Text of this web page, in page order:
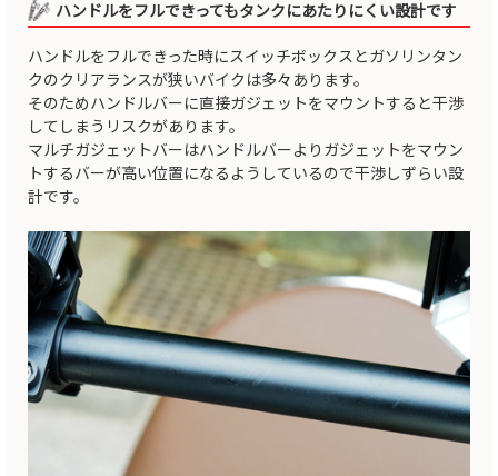
ハンドルをフルできってもタンクにあたりにくい設計です
ハンドルをフルできった時にスイッチボックスとガソリンタン
クのクリアランスが狭いバイクは多々あります。
そのためハンドルバーに直接ガジェットをマウントすると干渉
してしまうリスクがあります。
マルチガジェットバーはハンドルバーよりガジェットをマウン
トするバーが高い位置になるようしているので干渉しずらい設
計です。